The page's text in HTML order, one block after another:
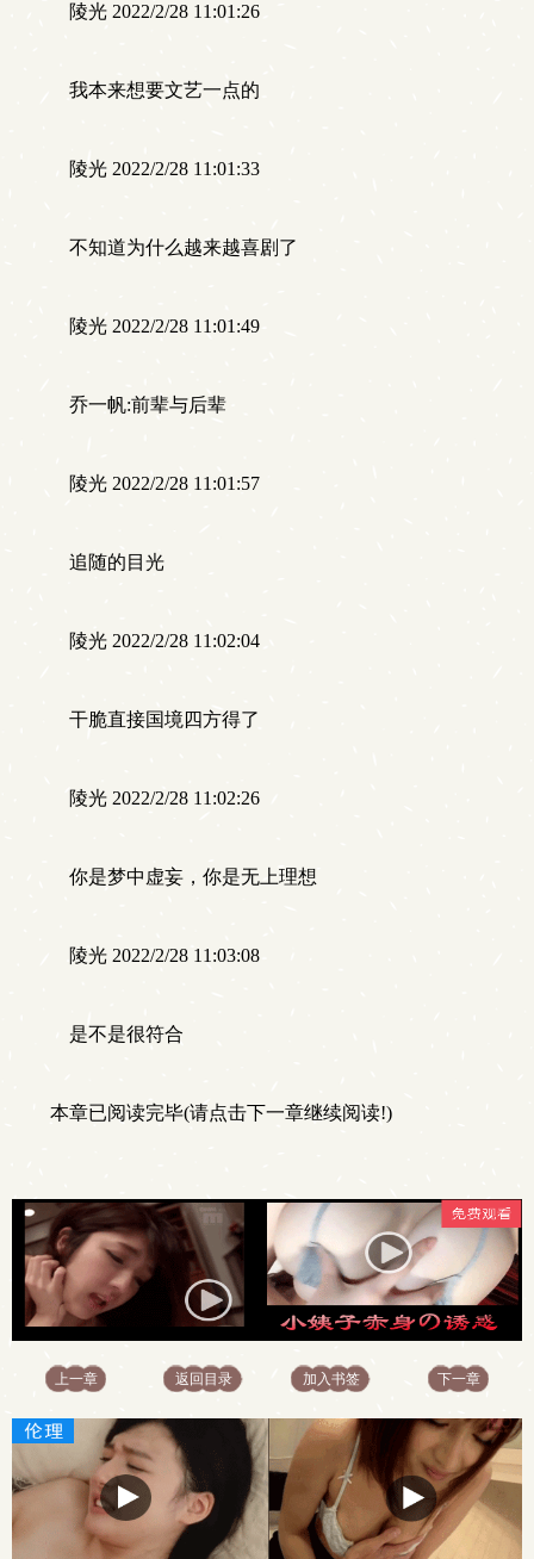
陵光 2022/2/28 11:01:26
我本来想要文艺一点的
陵光 2022/2/28 11:01:33
不知道为什么越来越喜剧了
陵光 2022/2/28 11:01:49
乔一帆:前辈与后辈
陵光 2022/2/28 11:01:57
追随的目光
陵光 2022/2/28 11:02:04
干脆直接国境四方得了
陵光 2022/2/28 11:02:26
你是梦中虚妄，你是无上理想
陵光 2022/2/28 11:03:08
是不是很符合
本章已阅读完毕(请点击下一章继续阅读!)
上一章 返回目录 加入书签 下一章